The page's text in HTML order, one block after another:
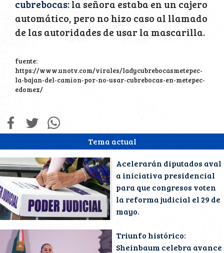
Tema actual
Acelerarán diputados aval
a iniciativa presidencial
para que congresos voten
la reforma judicial el 29 de
mayo.
Triunfo histórico:
Sheinbaum celebra avance
cubrebocas: la señora estaba en un cajero
automático, pero no hizo caso al llamado
de las autoridades de usar la mascarilla.
fuente:
https://www.unotv.com/virales/ladycubrebocasmetepec-
la-bajan-del-camion-por-no-usar-cubrebocas-en-metepec-
edomex/